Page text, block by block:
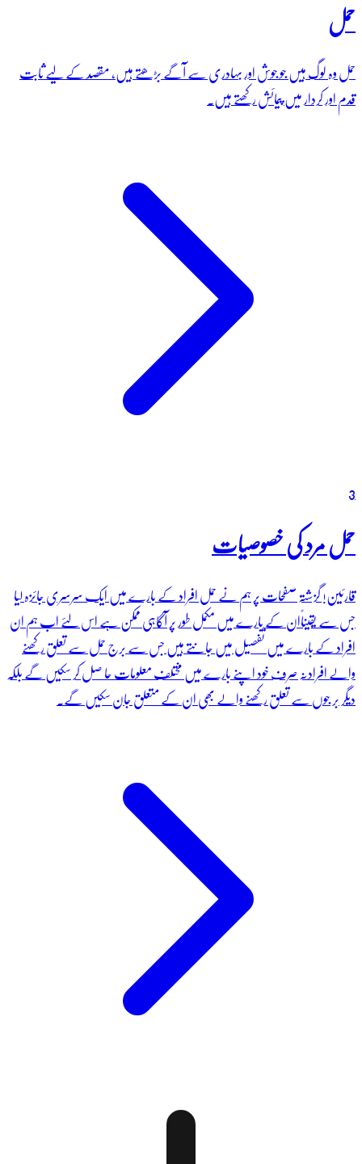
حمل
حمل وہ لوگ ہیں جو جوش اور بہادری سے آگے بڑھتے ہیں، مقصد کے لیے ثابت
قدم اور کردار میں پیمائش رکھتے ہیں۔
3
حمل مرد کی خصوصیات
قارئین! گزشتہ صفحات پر ہم نے حمل افراد کے بارے میں ایک سرسری جائزہ لیا
جس سے یقیناًان کے بارے میں مکمل طور پر آگاہی ممکن ہے اس لئے اب ہم ان
افراد کے بارے میں تفصیل میں جانتے ہیں جس سے برج حمل سے تعلق رکھنے
والے افرادنہ صرف خود اپنے بارے میں مختلف معلومات حا صل کر سکیں گے بلکہ
دیگر بر جوں سے تعلق رکھنے والے بھی ان کے متعلق جان سکیں گے۔